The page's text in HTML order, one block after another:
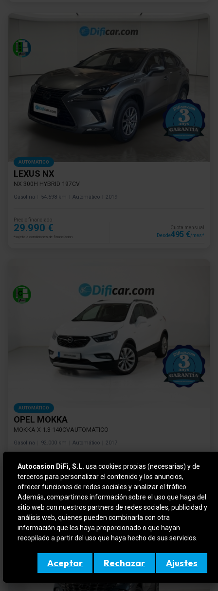
AUTOMÁTICO
LEXUS NX
NX 300H HYBRID 197CV
Gasolina 54.598 km Automático 2019
Precio financiado
29.990 €
*sujeto a condiciones de financiación
Cuota mensual
Desde495 €/mes*
AUTOMÁTICO
OPEL MOKKA
MOKKA X 1.3 140CVAUTOMATICO
Gasolina 92.000 km Automático 2017
Precio financiado
12.490 €
Cuota mensual
281 €
Autocasion DiFi, S.L. usa cookies propias (necesarias) y de
terceros para personalizar el contenido y los anuncios,
ofrecer funciones de redes sociales y analizar el tráfico.
Además, compartimos información sobre el uso que haga del
sitio web con nuestros partners de redes sociales, publicidad y
análisis web, quienes pueden combinarla con otra
información que les haya proporcionado o que hayan
recopilado a partir del uso que haya hecho de sus servicios.
Aceptar Rechazar Ajustes